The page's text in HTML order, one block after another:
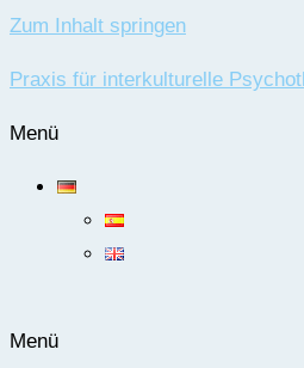
Zum Inhalt springen
Praxis für interkulturelle
Menü
Menü